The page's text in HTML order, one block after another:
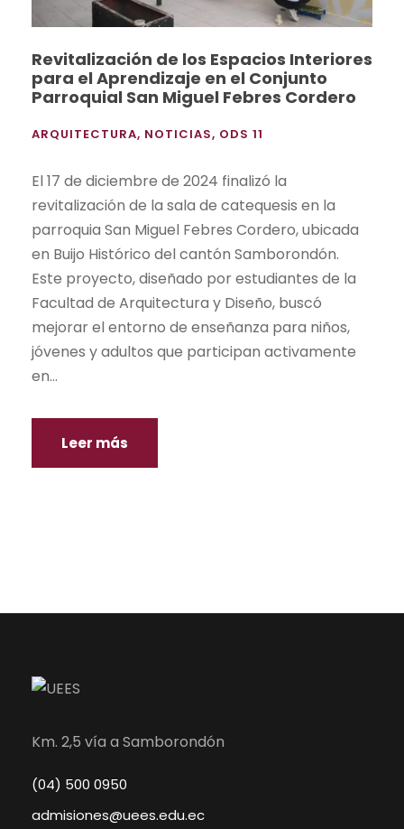
Revitalización de los Espacios Interiores
para el Aprendizaje en el Conjunto
Parroquial San Miguel Febres Cordero
ARQUITECTURA, NOTICIAS, ODS 11
El 17 de diciembre de 2024 finalizó la
revitalización de la sala de catequesis en la
parroquia San Miguel Febres Cordero, ubicada
en Buijo Histórico del cantón Samborondón.
Este proyecto, diseñado por estudiantes de la
Facultad de Arquitectura y Diseño, buscó
mejorar el entorno de enseñanza para niños,
jóvenes y adultos que participan activamente
en...
Leer más
Km. 2,5 vía a Samborondón
(04) 500 0950
admisiones@uees.edu.ec